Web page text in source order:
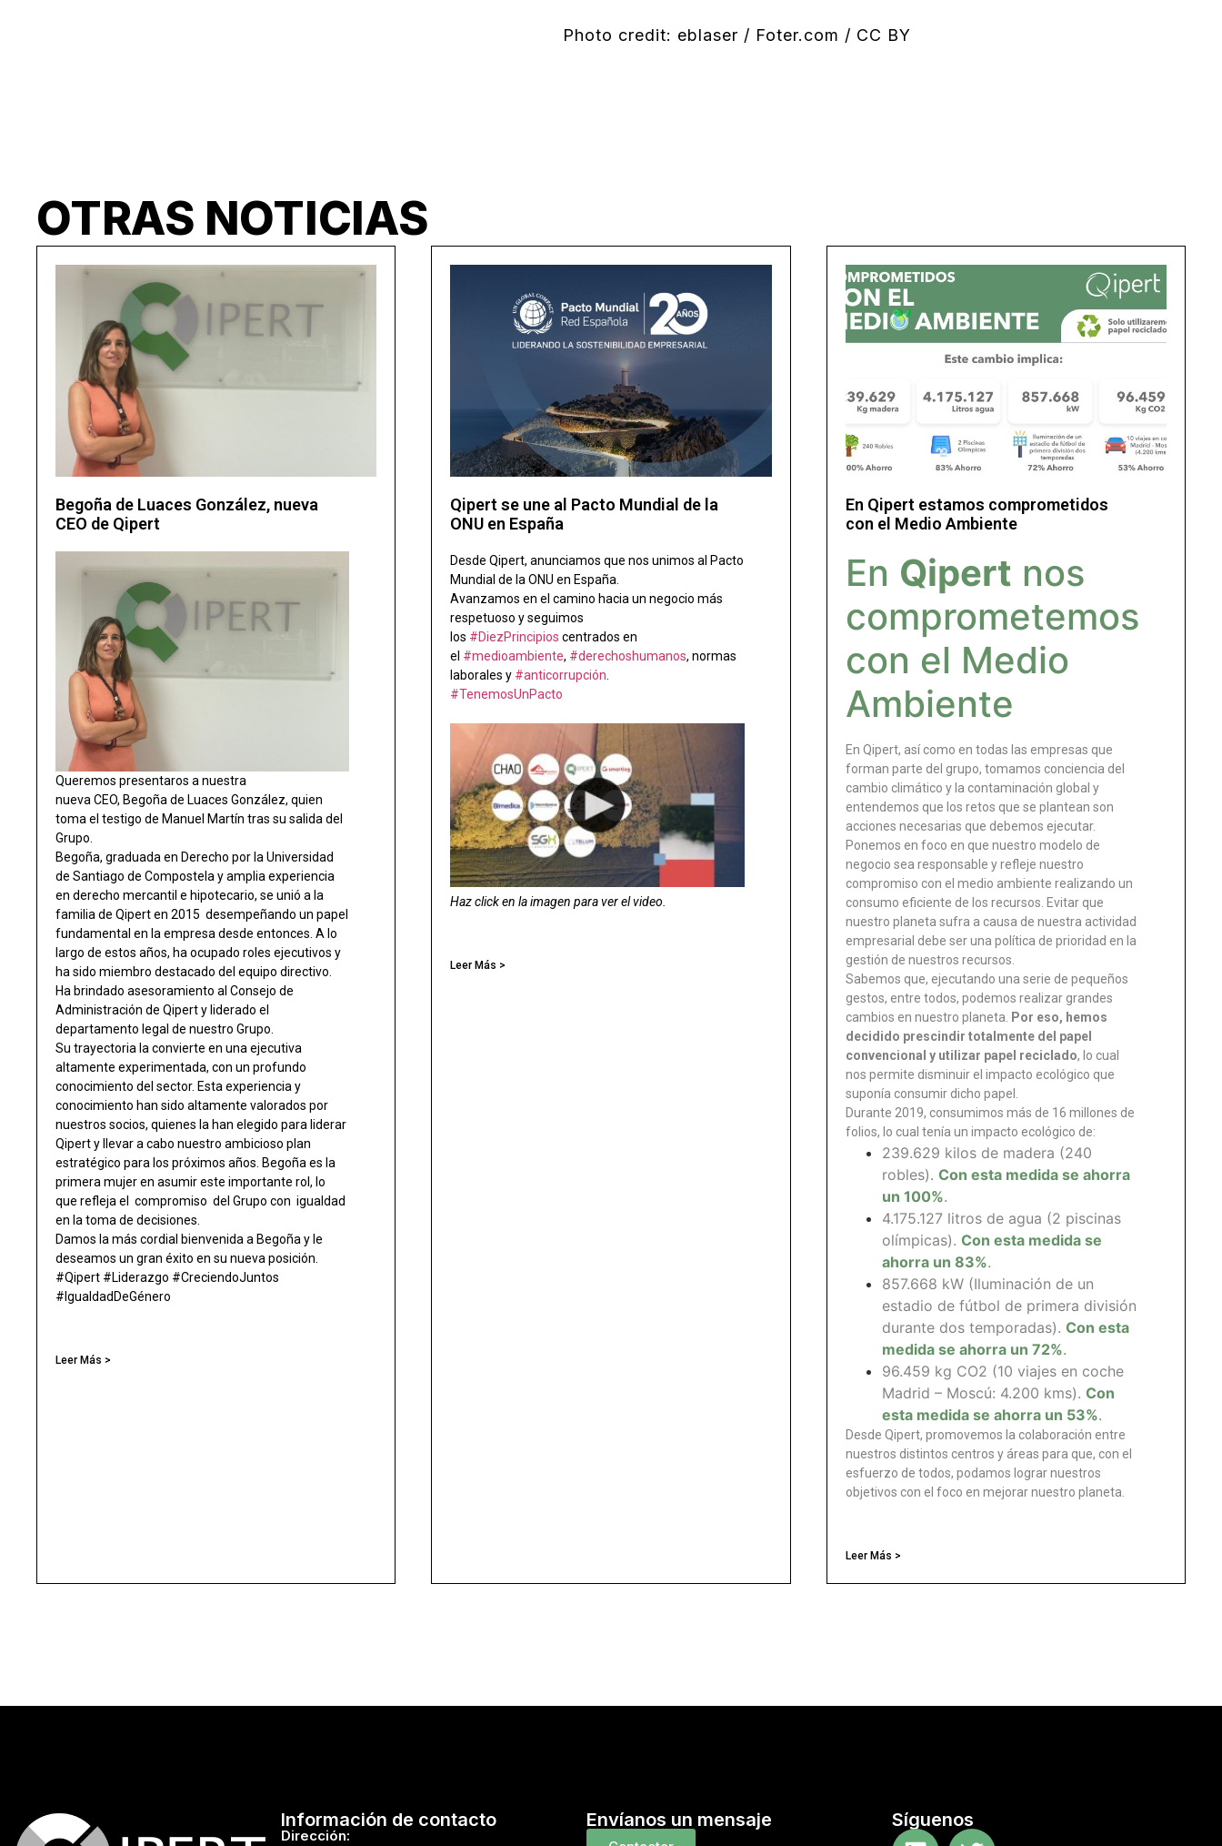
Photo credit: eblaser / Foter.com / CC BY
OTRAS NOTICIAS
Begoña de Luaces González, nueva
CEO de Qipert
Queremos presentaros a nuestra
nueva CEO, Begoña de Luaces González, quien
toma el testigo de Manuel Martín tras su salida del
Grupo.
Begoña, graduada en Derecho por la Universidad
de Santiago de Compostela y amplia experiencia
en derecho mercantil e hipotecario, se unió a la
familia de Qipert en 2015 desempeñando un papel
fundamental en la empresa desde entonces. A lo
largo de estos años, ha ocupado roles ejecutivos y
ha sido miembro destacado del equipo directivo.
Ha brindado asesoramiento al Consejo de
Administración de Qipert y liderado el
departamento legal de nuestro Grupo.
Su trayectoria la convierte en una ejecutiva
altamente experimentada, con un profundo
conocimiento del sector. Esta experiencia y
conocimiento han sido altamente valorados por
nuestros socios, quienes la han elegido para liderar
Qipert y llevar a cabo nuestro ambicioso plan
estratégico para los próximos años. Begoña es la
primera mujer en asumir este importante rol, lo
que refleja el compromiso del Grupo con igualdad
en la toma de decisiones.
Damos la más cordial bienvenida a Begoña y le
deseamos un gran éxito en su nueva posición.
#Qipert #Liderazgo #CreciendoJuntos
#IgualdadDeGénero
Leer Más >
Qipert se une al Pacto Mundial de la
ONU en España
Desde Qipert, anunciamos que nos unimos al Pacto
Mundial de la ONU en España.
Avanzamos en el camino hacia un negocio más
respetuoso y seguimos
los #DiezPrincipios centrados en
el #medioambiente, #derechoshumanos, normas
laborales y #anticorrupción
#TenemosUnPacto
Haz click en la imagen para ver el video.
Leer Más >
En Qipert estamos comprometidos
con el Medio Ambiente
En Qipert nos
comprometemos
con el Medio
Ambiente
En Qipert, así como en todas las empresas que
forman parte del grupo, tomamos conciencia del
cambio climático y la contaminación global y
entendemos que los retos que se plantean son
acciones necesarias que debemos ejecutar.
Ponemos en foco en que nuestro modelo de
negocio sea responsable y refleje nuestro
compromiso con el medio ambiente realizando un
consumo eficiente de los recursos. Evitar que
nuestro planeta sufra a causa de nuestra actividad
empresarial debe ser una política de prioridad en la
gestión de nuestros recursos.
Sabemos que, ejecutando una serie de pequeños
gestos, entre todos, podemos realizar grandes
cambios en nuestro planeta.
Por eso, hemos
decidido prescindir totalmente del papel
convencional y utilizar papel reciclado, lo cual
nos permite disminuir el impacto ecológico que
suponía consumir dicho papel.
Durante 2019, consumimos más de 16 millones de
folios, lo cual tenía un impacto ecológico de:
239.629 kilos de madera (240
robles). Con esta medida se ahorra
un 100%.
4.175.127 litros de agua (2 piscinas
olímpicas). Con esta medida se
ahorra un 83%.
857.668 kW (Iluminación de un
estadio de fútbol de primera división
durante dos temporadas). Con esta
medida se ahorra un 72%.
96.459 kg CO2 (10 viajes en coche
Madrid – Moscú: 4.200 kms). Con
esta medida se ahorra un 53%.
Desde Qipert, promovemos la colaboración entre
nuestros distintos centros y áreas para que, con el
esfuerzo de todos, podamos lograr nuestros
objetivos con el foco en mejorar nuestro planeta.
Leer Más >
Información de contacto
Dirección:
Envíanos un mensaje Síguenos